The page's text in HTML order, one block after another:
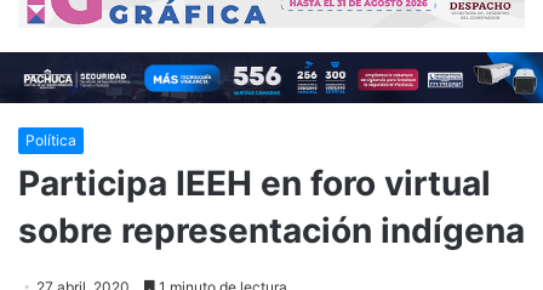
Política
Participa IEEH en foro virtual
sobre representación indígena